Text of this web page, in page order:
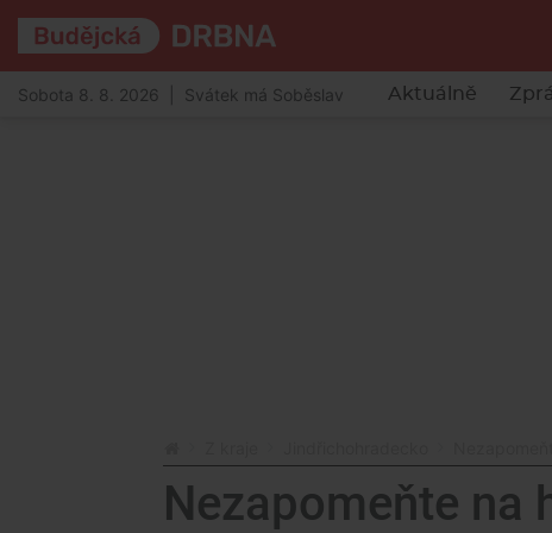
Sobota 8. 8. 2026 | Svátek má Soběslav Aktuálně
Nezapomeňte na